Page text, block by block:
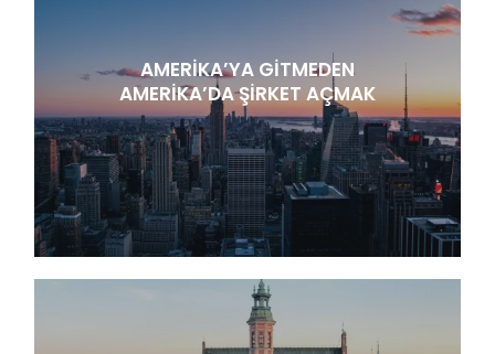
AMERIKA’YA GITMEDEN
AMERIKA’DA ŞIRKET AÇMAK